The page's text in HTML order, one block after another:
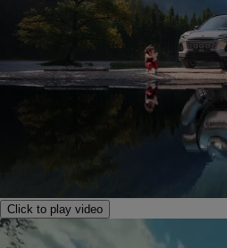
Click to play video